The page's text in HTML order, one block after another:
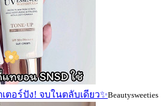
ตอร์ปัง! จบในตลับเดียว✨Beautysweeties